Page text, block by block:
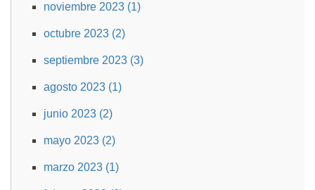
noviembre 2023 (1)
octubre 2023 (2)
septiembre 2023 (3)
agosto 2023 (1)
junio 2023 (2)
mayo 2023 (2)
marzo 2023 (1)